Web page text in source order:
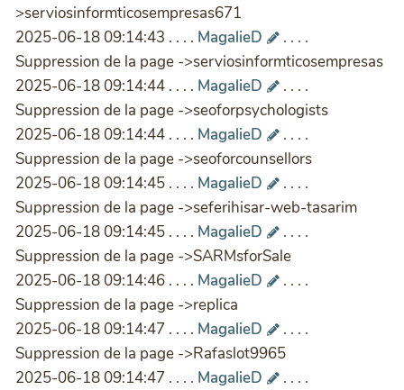
>serviosinformticosempresas671
2025-06-18 09:14:43 . . . . MagalieD
. . . .
Suppression de la page ->serviosinformticosempresas
2025-06-18 09:14:44 . . . . MagalieD
. . . .
Suppression de la page ->seoforpsychologists
2025-06-18 09:14:44 . . . . MagalieD
. . . .
Suppression de la page ->seoforcounsellors
2025-06-18 09:14:45 . . . . MagalieD
. . . .
Suppression de la page ->seferihisar-web-tasarim
2025-06-18 09:14:45 . . . . MagalieD
. . . .
Suppression de la page ->SARMsforSale
2025-06-18 09:14:46 . . . . MagalieD
. . . .
Suppression de la page ->replica
2025-06-18 09:14:47 . . . . MagalieD
. . . .
Suppression de la page ->Rafaslot9965
2025-06-18 09:14:47 . . . . MagalieD
. . . .